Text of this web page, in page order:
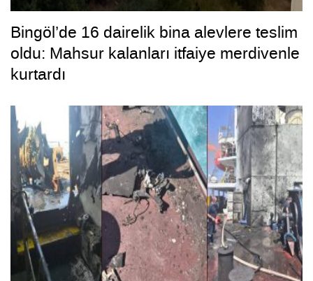
Bingöl’de 16 dairelik bina alevlere teslim
oldu: Mahsur kalanları itfaiye merdivenle
kurtardı